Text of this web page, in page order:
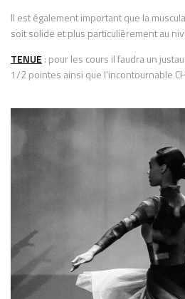
Il est également important que la
soit solide et plus particulièrement au
TENUE : pour les cours il faudra un
1/2 pointes ainsi que l’incontournable